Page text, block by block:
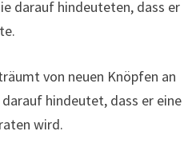
darauf hindeuteten, dass er
von neuen Knöpfen an
hindeutet, dass er eine
wird.